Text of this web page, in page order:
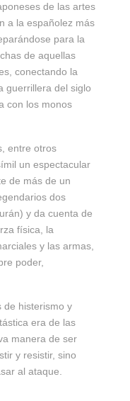
de las artes
a la españolez más
para la
de aquellas
conectando la
guerrillera del siglo
con los monos
entre otros
un espectacular
de más de un
dos
y da cuenta de
física, la
y las armas,
poder,
de histerismo y
era de las
manera de ser
y resistir, sino
al ataque.